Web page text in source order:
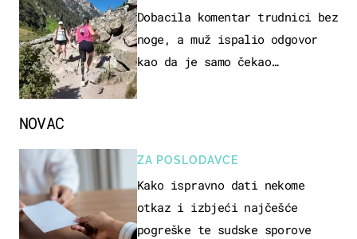
Dobacila komentar trudnici bez
noge, a muž ispalio odgovor
kao da je samo čekao…
NOVAC
ZA POSLODAVCE
Kako ispravno dati nekome
otkaz i izbjeći najčešće
pogreške te sudske sporove